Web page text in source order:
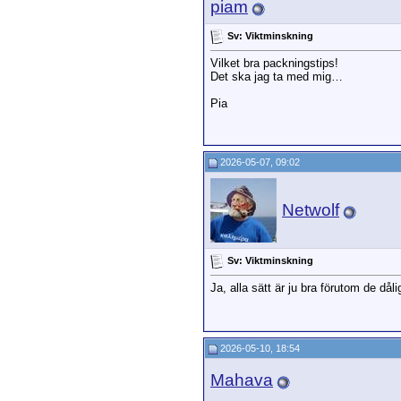
piam
Sv: Viktminskning
Vilket bra packningstips!
Det ska jag ta med mig…
Pia
2026-05-07, 09:02
Netwolf
Sv: Viktminskning
Ja, alla sätt är ju bra förutom de
2026-05-10, 18:54
Mahava